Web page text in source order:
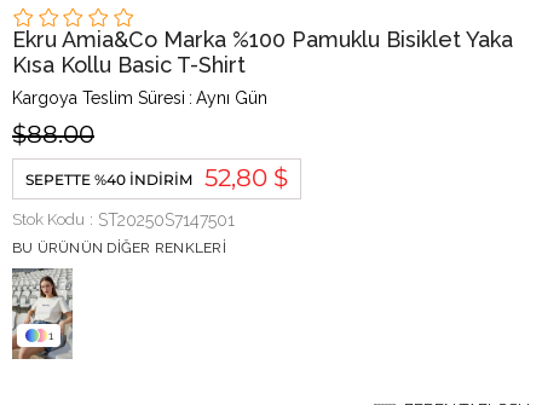
Ekru Amia&Co Marka %100 Pamuklu Bisiklet Yaka
Kısa Kollu Basic T-Shirt
Kargoya Teslim Süresi : Aynı Gün
$88.00
SEPETTE %40 İNDIRIM 52,80 $
Stok Kodu ST20250S7147501
BU ÜRÜNÜN DIĞER RENKLERI
1